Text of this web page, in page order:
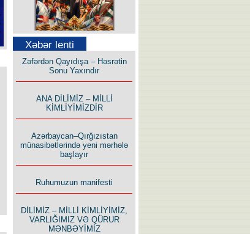
Səfər Alışarlı yazır
Uzun yolun Yolçusu
Bu yolda mən varam!
Xəbər lenti
Zəfərdən Qayıdışa – Həsrətin
Sonu Yaxındır
ANA DİLİMİZ – MİLLİ
KİMLİYİMİZDİR
Azərbaycan–Qırğızıstan
münasibətlərində yeni mərhələ
başlayır
Ruhumuzun manifesti
DİLİMİZ – MİLLİ KİMLİYİMİZ,
VARLIĞIMIZ VƏ QÜRUR
MƏNBƏYİMİZ